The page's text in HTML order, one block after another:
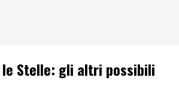
le Stelle: gli altri possibili